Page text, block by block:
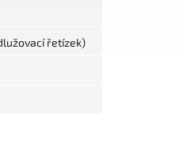
řetízek)